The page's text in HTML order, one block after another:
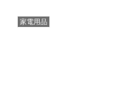
家電用品